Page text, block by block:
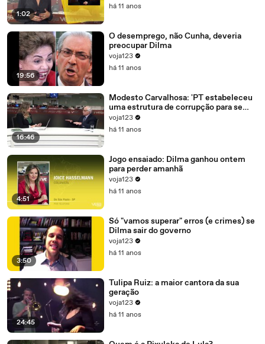
1:02
há 11 anos
19:56
O desemprego, não Cunha, deveria
preocupar Dilma
voja123
há 11 anos
16:46
Modesto Carvalhosa: 'PT estabeleceu
uma estrutura de corrupção para se
manter no poder'
voja123
há 11 anos
4:51
Jogo ensaiado: Dilma ganhou ontem
para perder amanhã
voja123
há 11 anos
3:50
Só "vamos superar" erros (e crimes) se
Dilma sair do governo
voja123
há 11 anos
24:45
Tulipa Ruiz: a maior cantora da sua
geração
voja123
há 11 anos